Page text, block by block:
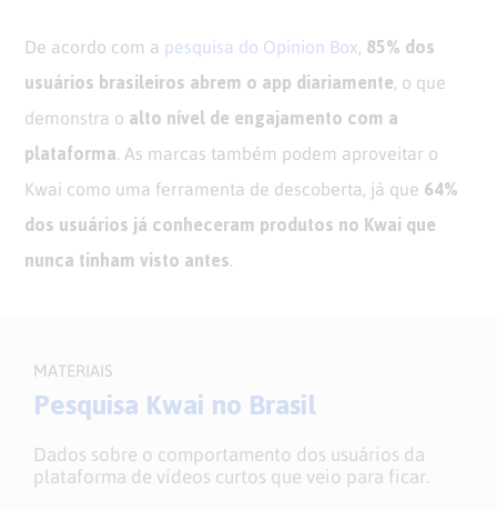
De acordo com a pesquisa do Opinion Box 85% dos
usuários brasileiros abrem o app diariamente , o que
demonstra o alto nível de engajamento com a
plataforma . As marcas também podem aproveitar o
Kwai como uma ferramenta de descoberta, já que 64%
dos usuários já conheceram produtos no Kwai que
nunca tinham visto antes
MATERIAIS
Pesquisa Kwai no Brasil
Dados sobre o comportamento dos usuários da
plataforma de vídeos curtos que veio para ficar.